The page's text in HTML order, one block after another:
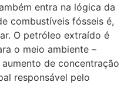
entra na lógica da
combustíveis fósseis é,
O petróleo extraído é
o meio ambiente –
de concentração
responsável pelo